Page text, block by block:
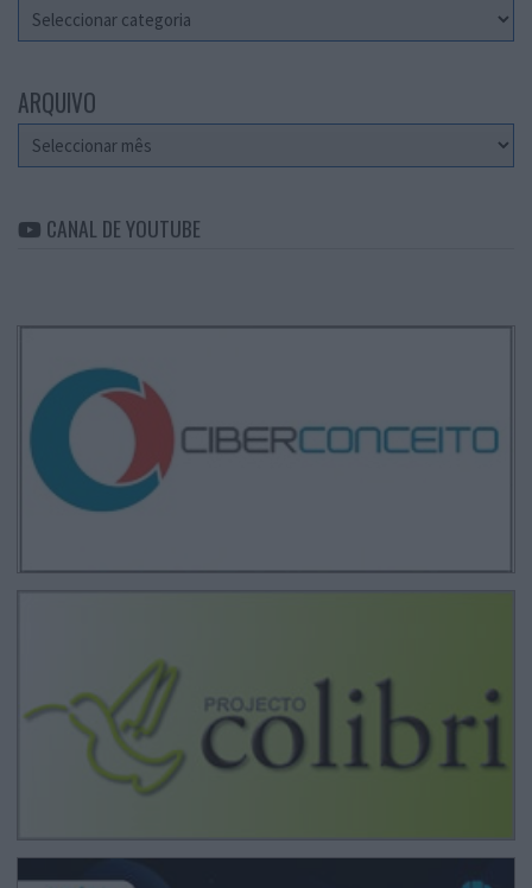
Categorias
ARQUIVO
Arquivo
CANAL DE YOUTUBE